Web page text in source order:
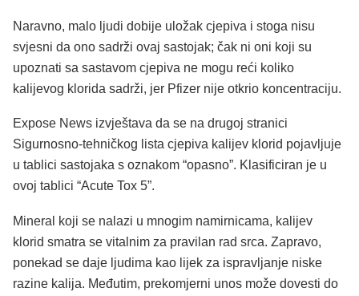
Naravno, malo ljudi dobije uložak cjepiva i stoga nisu
svjesni da ono sadrži ovaj sastojak; čak ni oni koji su
upoznati sa sastavom cjepiva ne mogu reći koliko
kalijevog klorida sadrži, jer Pfizer nije otkrio koncentraciju.
Expose News izvještava da se na drugoj stranici
Sigurnosno-tehničkog lista cjepiva kalijev klorid pojavljuje
u tablici sastojaka s oznakom “opasno”. Klasificiran je u
ovoj tablici “Acute Tox 5”.
Mineral koji se nalazi u mnogim namirnicama, kalijev
klorid smatra se vitalnim za pravilan rad srca. Zapravo,
ponekad se daje ljudima kao lijek za ispravljanje niske
razine kalija. Međutim, prekomjerni unos može dovesti do